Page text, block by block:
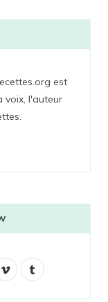
est
voix, l'auteur
V